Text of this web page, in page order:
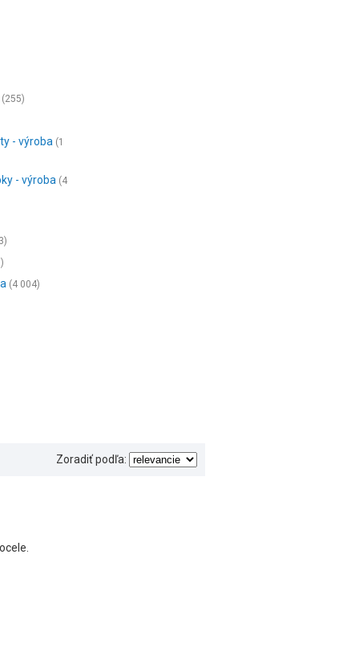
(255)
- výroba (1
- výroba (4
(4 004)
Zoradiť podľa: